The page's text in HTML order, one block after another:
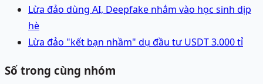
Lừa đảo dùng AI, Deepfake nhắm vào học sinh dịp
hè
Lừa đảo "kết bạn nhầm" dụ đầu tư USDT 3.000 tỉ
Số trong cùng nhóm